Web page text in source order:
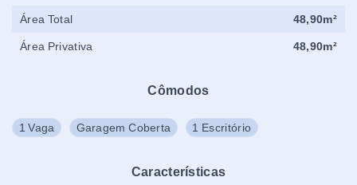
Cômodos
1 Vaga Garagem Coberta 1 Escritório
Características
Área Total 48,90m²
Área Privativa 48,90m²